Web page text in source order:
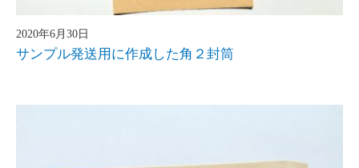
2020年6月30日
サンプル発送用に作成した角２封筒